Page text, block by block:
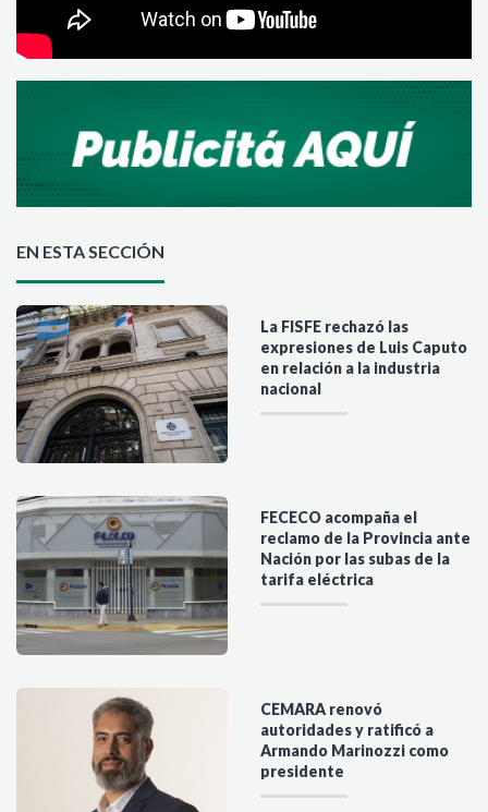
EN ESTA SECCIÓN
La FISFE rechazó las
expresiones de Luis Caputo
en relación a la industria
nacional
FECECO acompaña el
reclamo de la Provincia ante
Nación por las subas de la
tarifa eléctrica
CEMARA renovó
autoridades y ratificó a
Armando Marinozzi como
presidente